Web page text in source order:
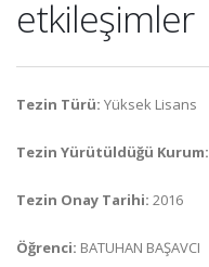
etkileşimler
Tezin Türü: Yüksek Lisans
Tezin Yürütüldüğü Kurum:
Tezin Onay Tarihi: 2016
Öğrenci: BATUHAN BAŞAVCI